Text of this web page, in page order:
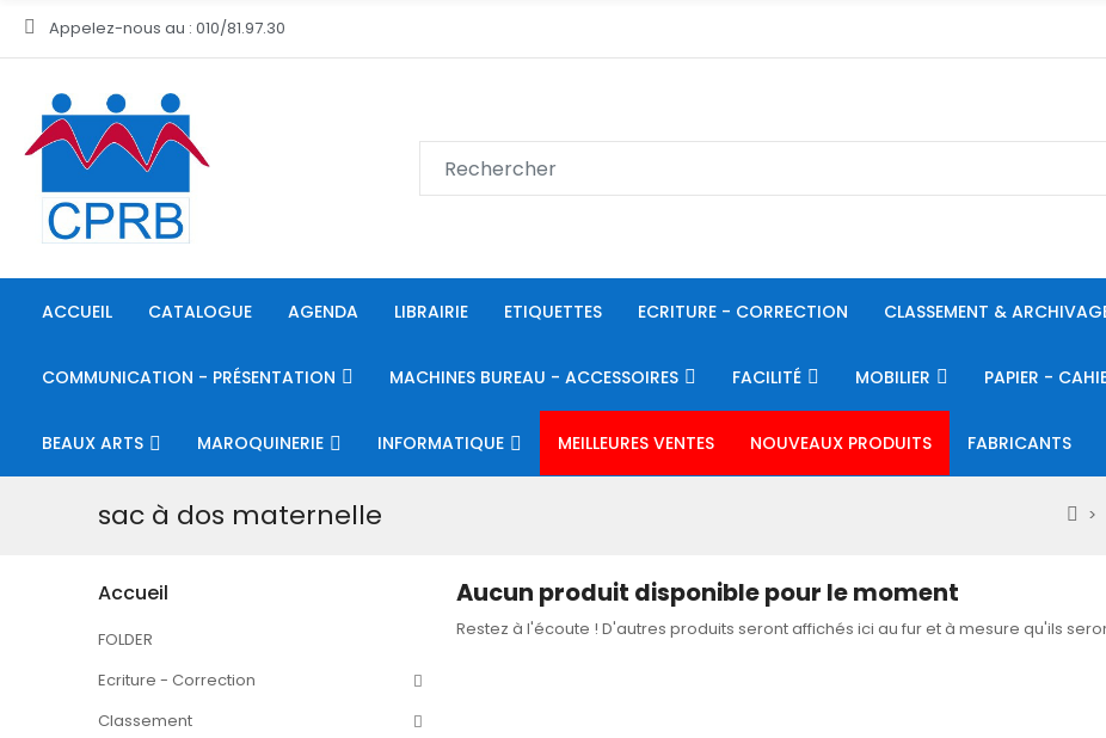
Appelez-nous au : 010/81.97.30
ACCUEIL CATALOGUE AGENDA LIBRAIRIE ETIQUETTES ECRITURE - CORRECTION CLASSEMENT &
COMMUNICATION - PRÉSENTATION MACHINES BUREAU - ACCESSOIRES FACILITÉ MOBILIER PAPIER -
BEAUX ARTS MAROQUINERIE INFORMATIQUE MEILLEURES VENTES NOUVEAUX PRODUITS FABRICANTS
sac à dos maternelle
Accueil
FOLDER
Ecriture - Correction
Classement
Aucun produit disponible pour le moment
Restez à l'écoute ! D'autres produits seront affichés ici au fur et à mesure qu'ils